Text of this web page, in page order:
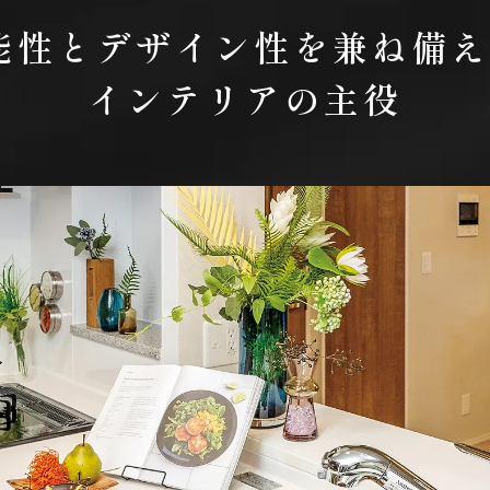
性とデザイン性を兼ね備え
インテリアの主役